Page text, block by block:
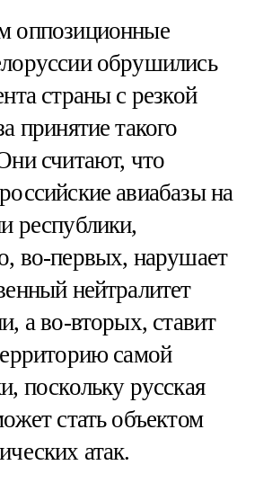
оппозиционные
обрушились
страны с резкой
принятие такого
считают, что
авиабазы на
республики,
во-первых, нарушает
нейтралитет
а во-вторых, ставит
самой
поскольку русская
стать объектом
атак.